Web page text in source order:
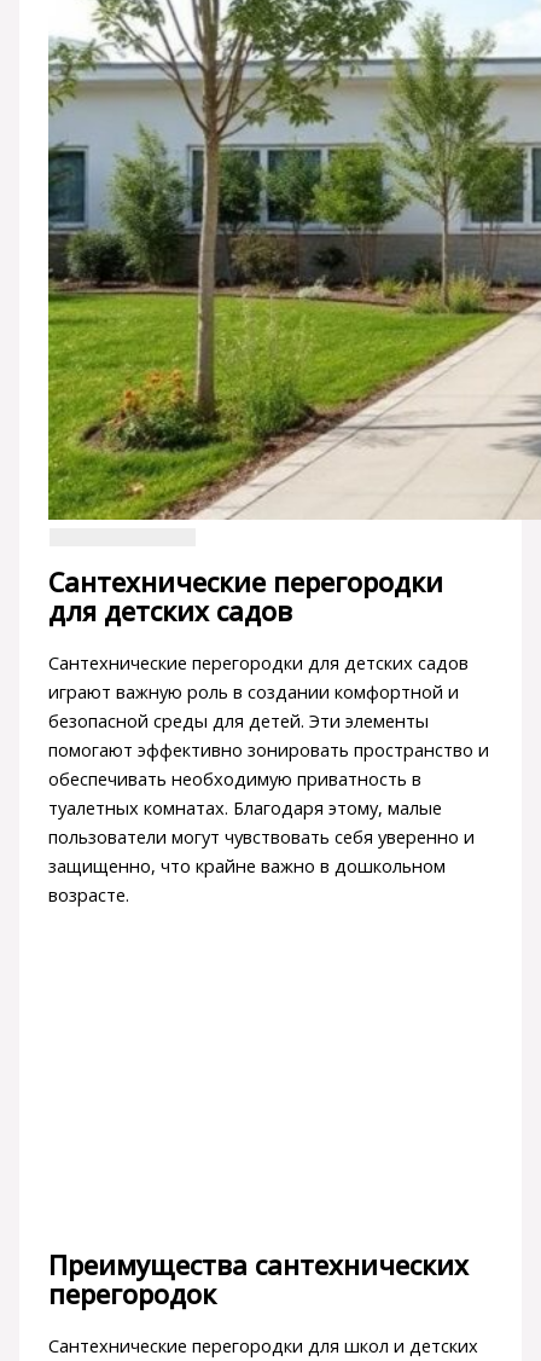
Сантехнические перегородки
для детских садов
Сантехнические перегородки для детских садов
играют важную роль в создании комфортной и
безопасной среды для детей. Эти элементы
помогают эффективно зонировать пространство и
обеспечивать необходимую приватность в
туалетных комнатах. Благодаря этому, малые
пользователи могут чувствовать себя уверенно и
защищенно, что крайне важно в дошкольном
возрасте.
Преимущества сантехнических
перегородок
Сантехнические перегородки для школ и детских